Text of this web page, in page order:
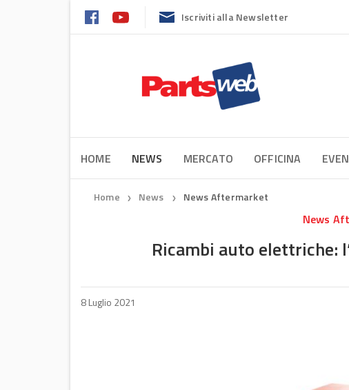
Iscriviti alla Newsletter
HOME NEWS MERCATO OFFICINA
Home ❯ News ❯ News Aftermarket
News
Ricambi auto elettriche:
8 Luglio 2021